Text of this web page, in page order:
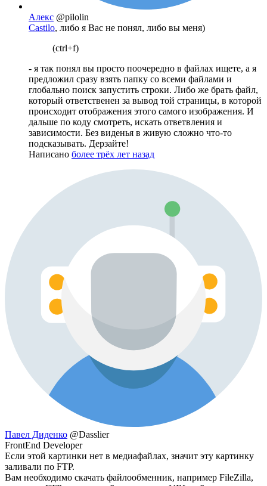
Алекс @pilolin
Castilo, либо я Вас не понял, либо вы меня)
(ctrl+f)
- я так понял вы просто поочередно в файлах ищете, а я
предложил сразу взять папку со всеми файлами и
глобально поиск запустить строки. Либо же брать файл,
который ответственен за вывод той страницы, в которой
происходит отображения этого самого изображения. И
дальше по коду смотреть, искать ответвления и
зависимости. Без виденья в живую сложно что-то
подсказывать. Дерзайте!
Написано более трёх лет назад
Павел Диденко @Dasslier
FrontEnd Developer
Если этой картинки нет в медиафайлах, значит эту картинку
заливали по FTP.
Вам необходимо скачать файлообменник, например FileZilla,